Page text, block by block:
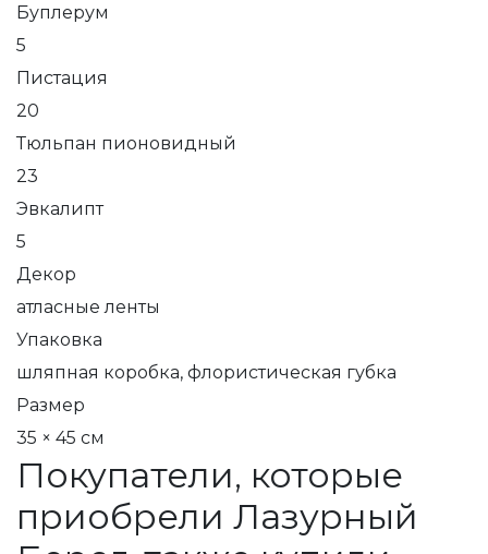
Буплерум
5
Пистация
20
Тюльпан пионовидный
23
Эвкалипт
5
Декор
атласные ленты
Упаковка
шляпная коробка, флористическая губка
Размер
35 × 45 см
Покупатели, которые
приобрели Лазурный